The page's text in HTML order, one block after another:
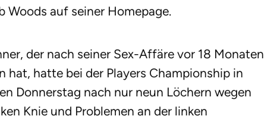
Woods auf seiner Homepage.
der nach seiner Sex-Affäre vor 18 Monaten
hat, hatte bei der Players Championship in
Donnerstag nach nur neun Löchern wegen
Knie und Problemen an der linken